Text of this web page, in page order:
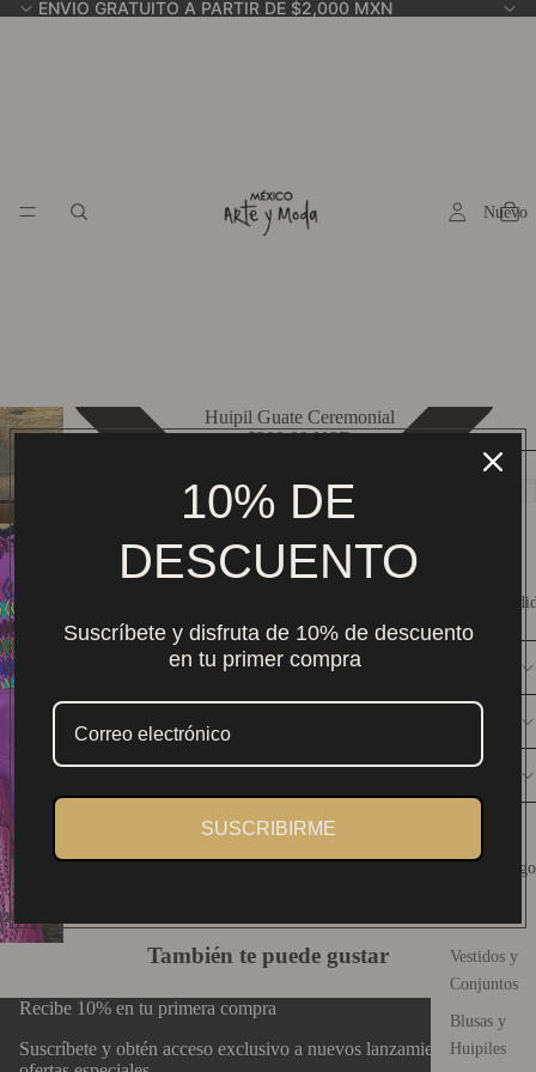
ENVIO GRATUITO A PARTIR DE $2,000 MXN
Nuevo
Más
Catálogo
Vestidos y
Conjuntos
Blusas y
Huipiles
Huipil Guate Ceremonial
$200.00 USD
Envío nacional $159. Gratis desde $2,000 MXN.
Auténtico arte textil mexicano.
DESCRIPCIÓN
CONSERVACIÓN
También te puede gustar
Recibe 10% en tu primera compra
Suscríbete y obtén acceso exclusivo a nuevos lanzamientos y
10% DE
DESCUENTO
Suscríbete y disfruta de 10% de descuento
en tu primer compra
SUSCRIBIRME